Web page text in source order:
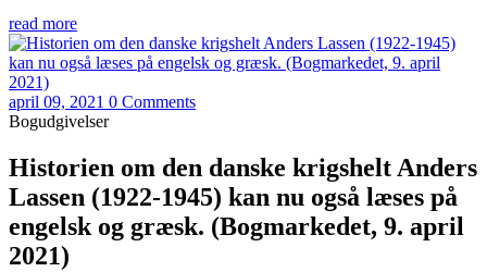
read more
april 09, 2021 0 Comments
Bogudgivelser
Historien om den danske krigshelt Anders
Lassen (1922-1945) kan nu også læses på
engelsk og græsk. (Bogmarkedet, 9. april
2021)